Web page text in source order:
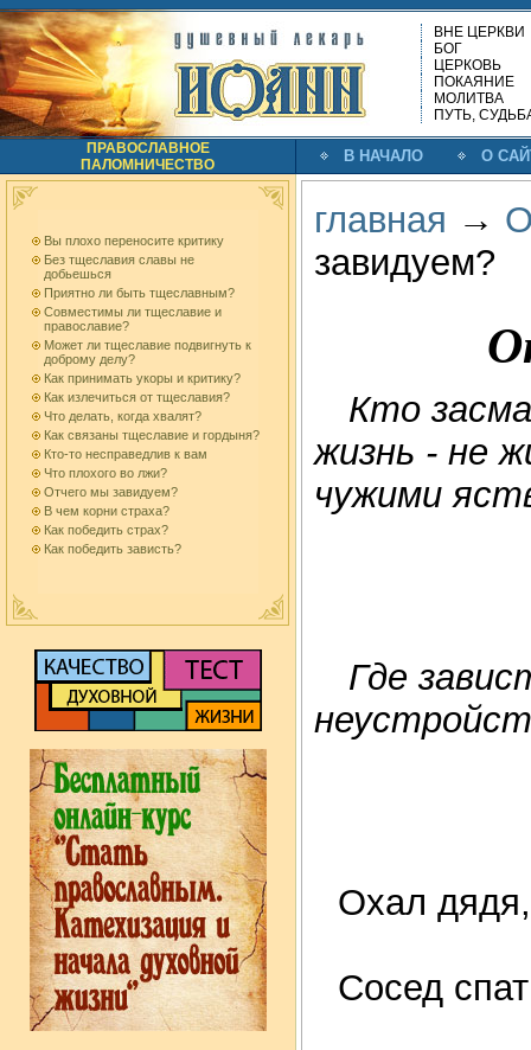
ВНЕ ЦЕРКВИ
БОГ
ЦЕРКОВЬ
ПОКАЯНИЕ
МОЛИТВА
ПУТЬ,
ПРАВОСЛАВНОЕ
ПАЛОМНИЧЕСТВО
В НАЧАЛО О
Вы плохо переносите критику
Без тщеславия славы не
добьешься
Приятно ли быть тщеславным?
Совместимы ли тщеславие и
православие?
Может ли тщеславие подвигнуть к
доброму делу?
Как принимать укоры и критику?
Как излечиться от тщеславия?
Что делать, когда хвалят?
Как связаны тщеславие и гордыня?
Кто-то несправедлив к вам
Что плохого во лжи?
Отчего мы завидуем?
В чем корни страха?
Как победить страх?
Как победить зависть?
главная →
завидуем?
Кто
жизнь - не
чужими
Где
Охал
Сосед